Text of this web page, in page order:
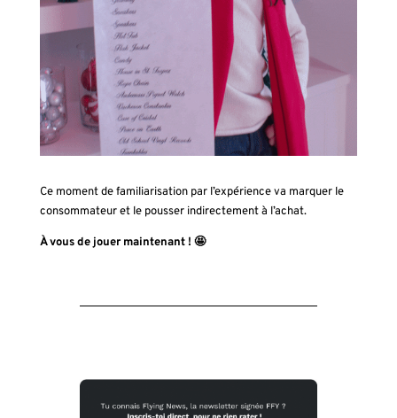
Ce moment de familiarisation par l’expérience va marquer le
consommateur et le pousser indirectement à l’achat.
À vous de jouer maintenant ! 🤩